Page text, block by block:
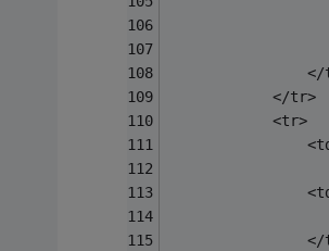
</
            </tr>
            <tr>
</